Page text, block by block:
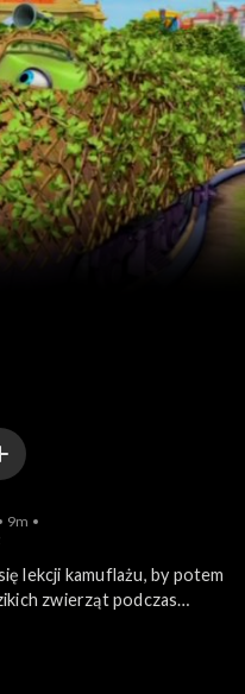
9m
lekcji kamuflażu, by potem
zwierząt podczas
się najlepiej